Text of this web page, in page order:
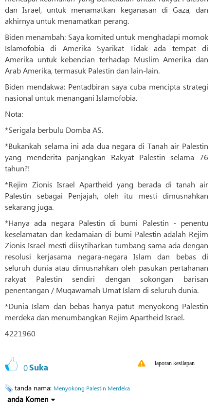
dan Israel, untuk menamatkan keganasan di Gaza, dan
akhirnya untuk menamatkan perang.
Biden menambah: Saya komited untuk menghadapi momok
Islamofobia di Amerika Syarikat Tidak ada tempat di
Amerika untuk kebencian terhadap Muslim Amerika dan
Arab Amerika, termasuk Palestin dan lain-lain.
Biden mendakwa: Pentadbiran saya cuba mencipta strategi
nasional untuk menangani Islamofobia.
Nota:
*Serigala berbulu Domba AS.
*Bukankah selama ini ada dua negara di Tanah air Palestin
yang menderita panjangkan Rakyat Palestin selama 76
tahun?!
*Rejim Zionis Israel Apartheid yang berada di tanah air
Palestin sebagai Penjajah, oleh itu mesti dimusnahkan
sekarang juga.
*Hanya ada negara Palestin di bumi Palestin - penentu
keselamatan dan kedamaian di bumi Palestin adalah Rejim
Zionis Israel mesti diisytiharkan tumbang sama ada dengan
resolusi kerjasama negara-negara Islam dan bebas di
seluruh dunia atau dimusnahkan oleh pasukan pertahanan
rakyat Palestin sendiri dengan sokongan barisan
penentangan / Muqawamah Umat Islam di seluruh dunia.
*Dunia Islam dan bebas hanya patut menyokong Palestin
merdeka dan menumbangkan Rejim Apartheid Israel.
4221960
0Suka laporan kesilapan
tanda nama: Menyokong Palestin Merdeka
anda Komen